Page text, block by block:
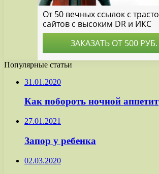
Популярные статьи
31.01.2020
Как побороть ночной аппетит
27.01.2021
Запор у ребенка
02.03.2020